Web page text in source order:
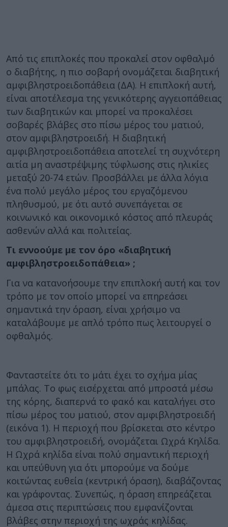
Από τις επιπλοκές που προκαλεί στον οφθαλμό
ο διαβήτης, η πιο σοβαρή ονομάζεται διαβητική
αμφιβληστροειδοπάθεια (ΔΑ). Η επιπλοκή αυτή,
είναι αποτέλεσμα της γενικότερης αγγειοπάθειας
των διαβητικών και μπορεί να προκαλέσει
σοβαρές βλάβες στο πίσω μέρος του ματιού,
στον αμφιβληστροειδή. Η διαβητική
αμφιβληστροειδοπάθεια αποτελεί τη συχνότερη
αιτία μη αναστρέψιμης τύφλωσης στις ηλικίες
μεταξύ 20-74 ετών. Προσβάλλει με άλλα λόγια
ένα πολύ μεγάλο μέρος του εργαζόμενου
πληθυσμού, με ότι αυτό συνεπάγεται σε
κοινωνικό και οικονομικό κόστος από πλευράς
ασθενών αλλά και πολιτείας.
Τι εννοούμε με τον όρο «διαβητική
αμφιβληστροειδοπάθεια» ;
Για να κατανοήσουμε την επιπλοκή αυτή και τον
τρόπο με τον οποίο μπορεί να επηρεάσει
σημαντικά την όραση, είναι χρήσιμο να
καταλάβουμε με απλό τρόπο πως λειτουργεί ο
οφθαλμός.
Φανταστείτε ότι το μάτι έχει το σχήμα μίας
μπάλας. Το φως εισέρχεται από μπροστά μέσω
της κόρης, διαπερνά το φακό και καταλήγει στο
πίσω μέρος του ματιού, στον αμφιβληστροειδή
(εικόνα 1). Η περιοχή που βρίσκεται στο κέντρο
του αμφιβληστροειδή, ονομάζεται Ωχρά Κηλίδα.
Η Ωχρά κηλίδα είναι πολύ σημαντική περιοχή
και υπεύθυνη για ότι μπορούμε να δούμε
κοιτώντας ευθεία (κεντρική όραση), διαβάζοντας
και γράφοντας. Συνεπώς, η όραση επηρεάζεται
άμεσα στις περιπτώσεις που εμφανίζονται
βλάβες στην περιοχή της ωχράς κηλίδας.